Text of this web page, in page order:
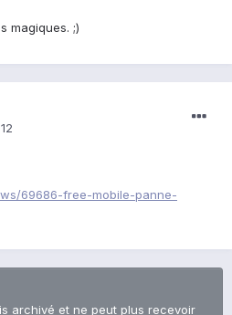
magiques. ;)
69686-free-mobile-panne-
archivé et ne peut plus recevoir